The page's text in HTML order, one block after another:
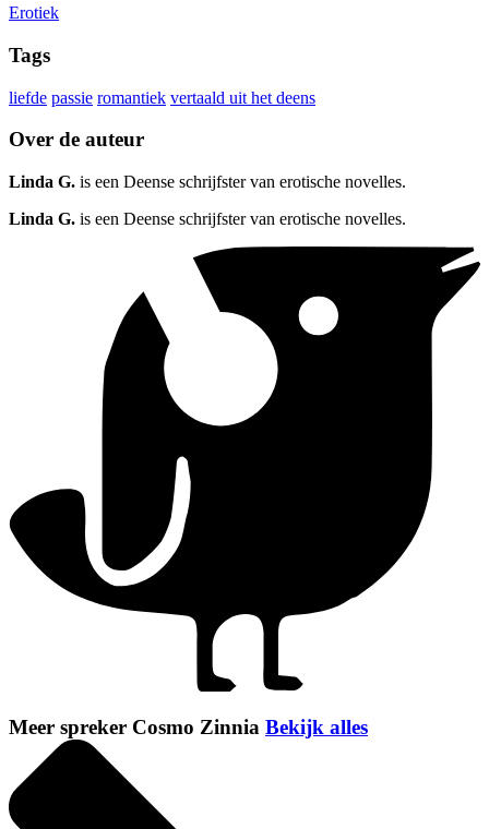
Erotiek
Tags
liefde passie romantiek vertaald uit het deens
Over de auteur
Linda G. is een Deense schrijfster van erotische novelles.
Linda G. is een Deense schrijfster van erotische novelles.
Meer spreker Cosmo Zinnia Bekijk alles